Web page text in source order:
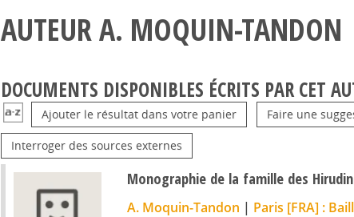
AUTEUR A. MOQUIN-TANDON
DOCUMENTS DISPONIBLES ÉCRITS PAR CET
Ajouter le résultat dans votre panier Faire une
Interroger des sources externes
Monographie de la famille des
A. Moquin-Tandon | Paris [FRA] :